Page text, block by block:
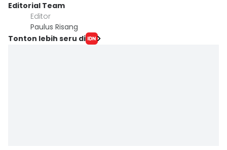
Editorial Team
Editor
Paulus Risang
Tonton lebih seru di